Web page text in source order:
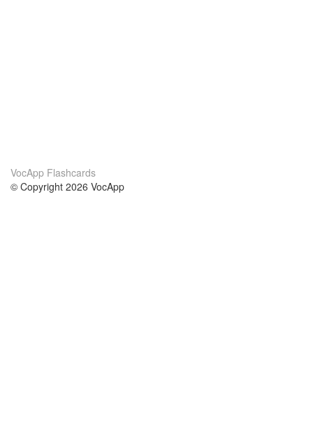
VocApp Flashcards
© Copyright 2026 VocApp